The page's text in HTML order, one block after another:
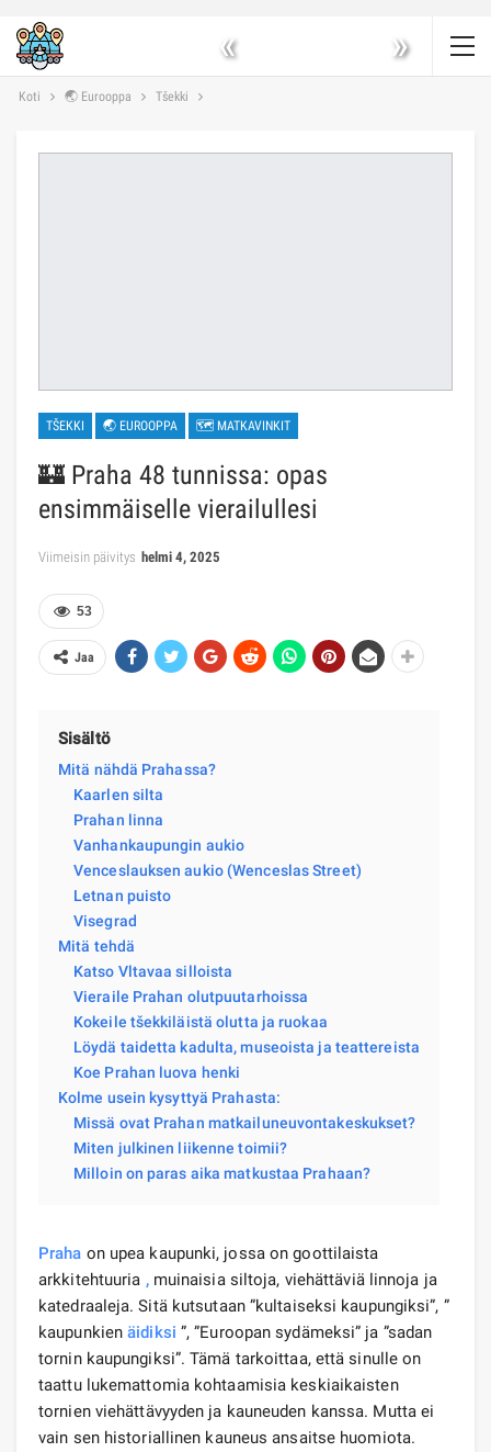
« »
Koti 🌏 Eurooppa Tšekki
TŠEKKI 🌏 EUROOPPA 🗺 MATKAVINKIT
🏰 Praha 48 tunnissa: opas
ensimmäiselle vierailullesi
Viimeisin päivitys helmi 4, 2025
53
Jaa
Sisältö
Mitä nähdä Prahassa?
Kaarlen silta
Prahan linna
Vanhankaupungin aukio
Venceslauksen aukio (Wenceslas Street)
Letnan puisto
Visegrad
Mitä tehdä
Katso Vltavaa silloista
Vieraile Prahan olutpuutarhoissa
Kokeile tšekkiläistä olutta ja ruokaa
Löydä taidetta kadulta, museoista ja teattereista
Koe Prahan luova henki
Kolme usein kysyttyä Prahasta:
Missä ovat Prahan matkailuneuvontakeskukset?
Miten julkinen liikenne toimii?
Milloin on paras aika matkustaa Prahaan?
Praha on upea kaupunki, jossa on goottilaista
arkkitehtuuria ,muinaisia ​​siltoja, viehättäviä linnoja ja
katedraaleja. Sitä kutsutaan ”kultaiseksi kaupungiksi”, ”
kaupunkienäidiksi ”, ”Euroopan sydämeksi” ja ”sadan
tornin kaupungiksi”. Tämä tarkoittaa, että sinulle on
taattu lukemattomia kohtaamisia keskiaikaisten
tornien viehättävyyden ja kauneuden kanssa. Mutta ei
vain sen historiallinen kauneus ansaitse huomiota.